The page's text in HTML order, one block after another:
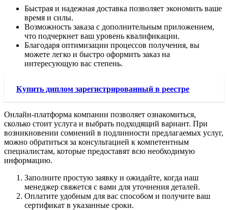
Быстрая и надежная доставка позволяет экономить ваше
время и силы.
Возможность заказа с дополнительным приложением,
что подчеркнет ваш уровень квалификации.
Благодаря оптимизации процессов получения, вы
можете легко и быстро оформить заказ на
интересующую вас степень.
Купить диплом зарегистрированный в реестре
Онлайн-платформа компании позволяет ознакомиться,
сколько стоит услуга и выбрать подходящий вариант. При
возникновении сомнений в подлинности предлагаемых услуг,
можно обратиться за консультацией к компетентным
специалистам, которые предоставят всю необходимую
информацию.
Заполните простую заявку и ожидайте, когда наш
менеджер свяжется с вами для уточнения деталей.
Оплатите удобным для вас способом и получите ваш
сертификат в указанные сроки.